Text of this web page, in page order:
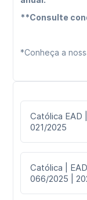
**Consulte
*Conheça a
Católica EAD
021/2025
Católica |
066/2025 |